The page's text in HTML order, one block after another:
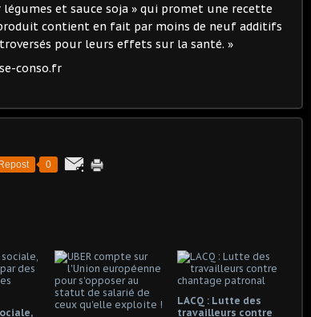
légumes et sauce soja » qui promet une recette
contient en fait par moins de neuf additifs
pour leurs effets sur la santé. »
conso.fr
0
LACQ : Lutte des
travailleurs contre